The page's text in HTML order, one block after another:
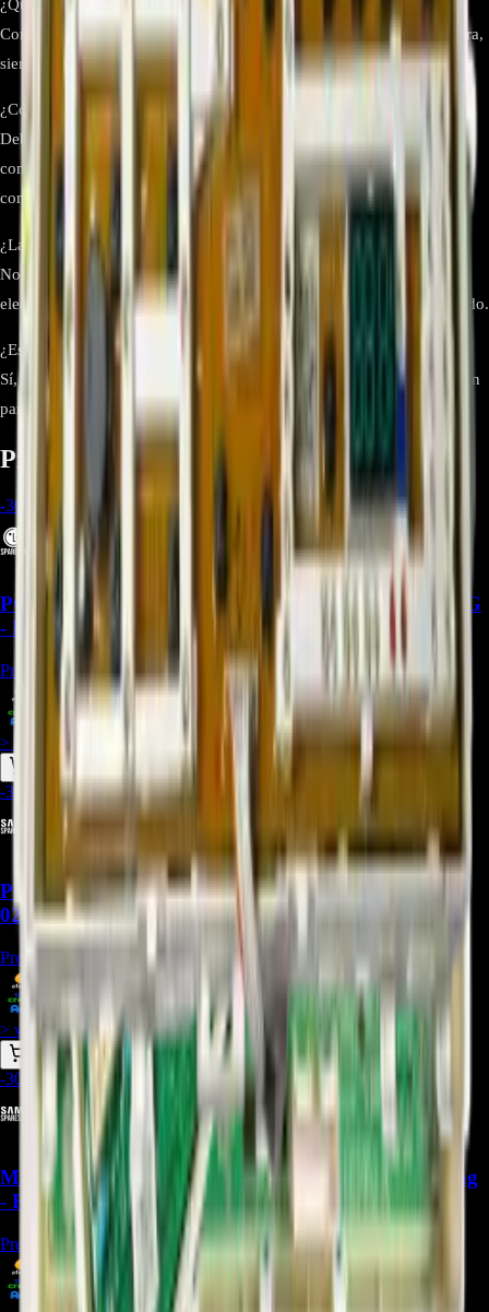
¿Qué controla la main board DC92-01753B?
Controla el motor, sensores y todos los ciclos de lavado de la lavadora,
siendo el cerebro electrónico del equipo.
¿Cómo verificar la compatibilidad con mi lavadora Samsung?
Debes comprobar el número de modelo exacto de tu lavadora y
compararlo con la lista de compatibilidad oficial de Samsung o
consultar con un distribuidor autorizado.
¿La tarjeta incluye botones o carcasa del panel?
No, la referencia DC92-01753B corresponde únicamente a la placa
electrónica ensamblada. Los botones o carcasa se venden por separado.
¿Es necesaria la instalación por un técnico?
Sí, es recomendable que un técnico especializado realice la instalación
para garantizar un correcto montaje y evitar daños adicionales.
Productos relacionados
-30
PCB Main Board EBR36816208 para Lavadoras LG
- REP-2768
Precio Regular: 642.857
$
> ver_
> desbloquear oferta_
-30
PCB Main Board de Lavadora Samsung DC92-
02388K - REP-2782
Precio Regular: 457.143
320.000
> ver_
> desbloquear oferta_
-30
Main Board DC92-01753G Para Lavadora Samsung
- REP-3680
Precio Regular: 571.286
$399.900